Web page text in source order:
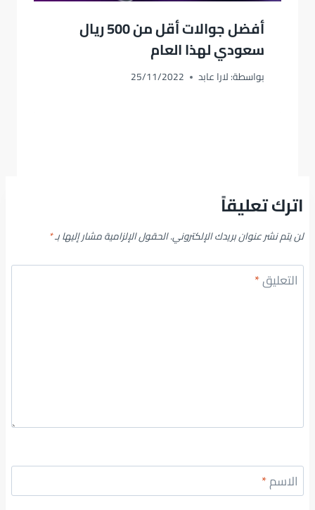
أفضل جوالات أقل من 500 ريال
سعودي لهذا العام
بواسطة:لارا عابد 25/11/2022
اترك تعليقاً
لن يتم نشر عنوان بريدك الإلكتروني.الحقول الإلزامية مشار إليها بـ*
التعليق*
الاسم*